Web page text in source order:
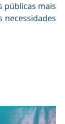
públicas mais
necessidades